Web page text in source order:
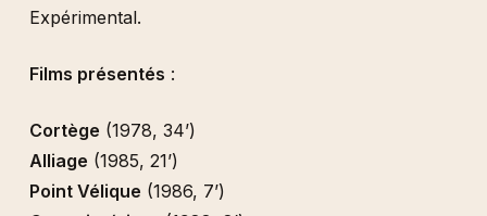
Expérimental.
Films présentés :
Cortège (1978, 34’)
Alliage (1985, 21’)
Point Vélique (1986, 7’)